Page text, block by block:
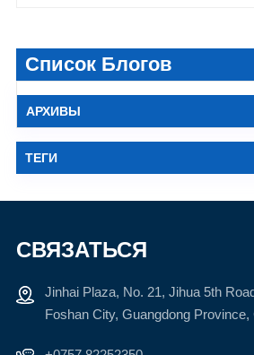
Список Блогов
АРХИВЫ
ТЕГИ
СВЯЗАТЬСЯ
Jinhai Plaza, No. 21, Jihua 5th
Foshan City, Guangdong Province,